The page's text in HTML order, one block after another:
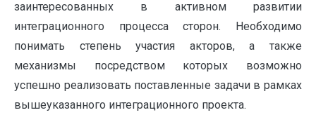
заинтересованных в активном развитии
интеграционного процесса сторон. Необходимо
понимать степень участия акторов, а также
механизмы посредством которых возможно
успешно реализовать поставленные задачи в рамках
вышеуказанного интеграционного проекта.